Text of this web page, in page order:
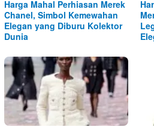
Harga Mahal Perhiasan Merek
Chanel, Simbol Kemewahan
Elegan yang Diburu Kolektor
Dunia